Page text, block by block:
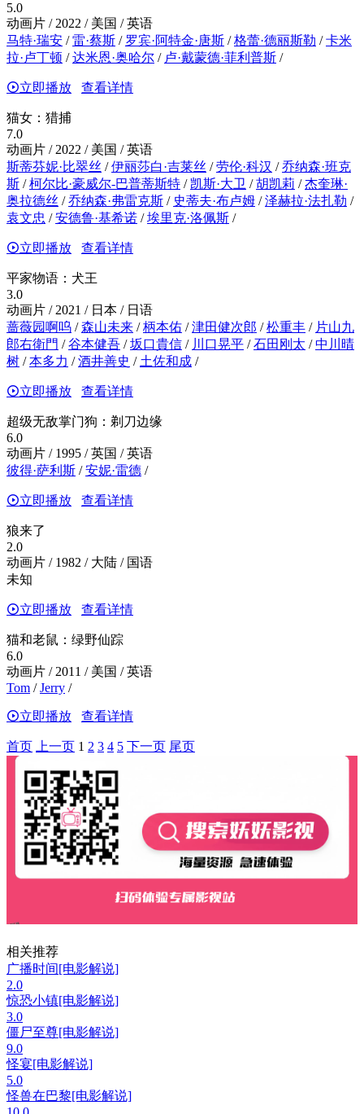
5.0
动画片 / 2022 / 美国 / 英语
马特·瑞安 /雷·蔡斯 / 罗宾·阿特金·唐斯 /格蕾·德丽斯勒 /卡米
拉·卢丁顿 /达米恩·奥哈尔 / 卢·戴蒙德·菲利普斯 /
立即播放 查看详情
猫女：猎捕
7.0
动画片 / 2022 / 美国 / 英语
斯蒂芬妮·比翠丝 /伊丽莎白·吉莱丝 /劳伦·科汉 /乔纳森·班克
斯 /柯尔比·豪威尔-巴普蒂斯特 /凯斯·大卫 /胡凯莉 /杰奎琳·
奥拉德丝 /乔纳森·弗雷克斯 / 史蒂夫·布卢姆 /泽赫拉·法扎勒 /
袁文忠 /安德鲁·基希诺 /埃里克·洛佩斯 /
立即播放 查看详情
平家物语：犬王
3.0
动画片 / 2021 / 日本 / 日语
蔷薇园啊呜 /森山未来 /柄本佑 /津田健次郎 /松重丰 / 片山九
郎右衛門 /谷本健吾 /坂口貴信 / 川口晃平 /石田刚太 /中川晴
树 /本多力 /酒井善史 / 土佐和成 /
立即播放 查看详情
超级无敌掌门狗：剃刀边缘
6.0
动画片 / 1995 / 英国 / 英语
彼得·萨利斯 /安妮·雷德 /
立即播放 查看详情
狼来了
2.0
动画片 / 1982 / 大陆 / 国语
未知
立即播放 查看详情
猫和老鼠：绿野仙踪
6.0
动画片 / 2011 / 美国 / 英语
Tom /Jerry /
立即播放 查看详情
首页 上一页 1 2 3 4 5 下一页 尾页
相关推荐
广播时间[电影解说]
2.0
惊恐小镇[电影解说]
3.0
僵尸至尊[电影解说]
9.0
怪宴[电影解说]
5.0
怪兽在巴黎[电影解说]